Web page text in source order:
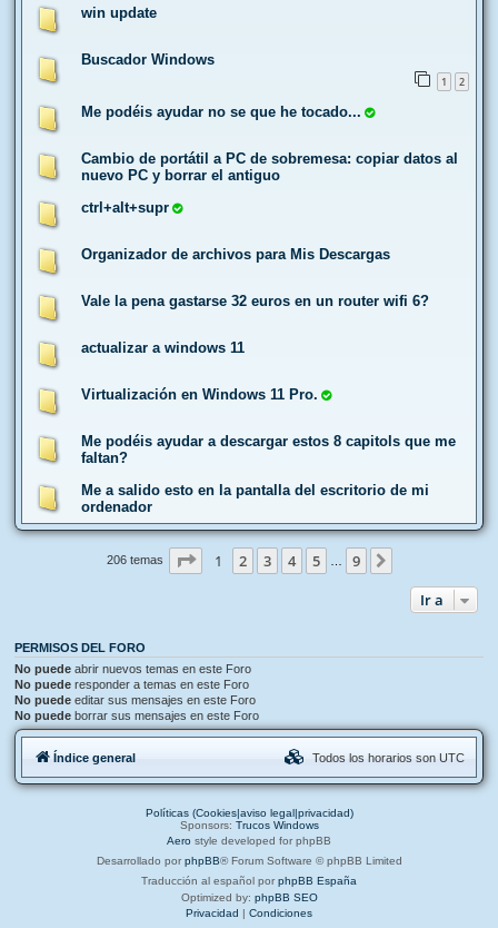
win update
Buscador Windows
1 2
Me podéis ayudar no se que he tocado...
Cambio de portátil a PC de sobremesa: copiar datos al
nuevo PC y borrar el antiguo
ctrl+alt+supr
Organizador de archivos para Mis Descargas
Vale la pena gastarse 32 euros en un router wifi 6?
actualizar a windows 11
Virtualización en Windows 11 Pro.
Me podéis ayudar a descargar estos 8 capitols que me
faltan?
Me a salido esto en la pantalla del escritorio de mi
ordenador
206 temas Página de
1 2 3 4 5 9
Ir a
PERMISOS DEL FORO
No puede abrir nuevos temas en este Foro
No puede responder a temas en este Foro
No puede editar sus mensajes en este Foro
No puede borrar sus mensajes en este Foro
Índice general Todos los horarios son UTC
Políticas (Cookies|aviso legal|privacidad)
Sponsors: Trucos Windows
Aero style developed for phpBB
Desarrollado por phpBB® Forum Software © phpBB Limited
Traducción al español por phpBB España
Optimized by: phpBB SEO
Privacidad | Condiciones